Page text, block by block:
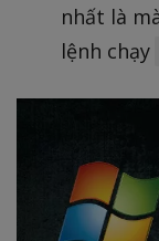
nhất là
lệnh chạy